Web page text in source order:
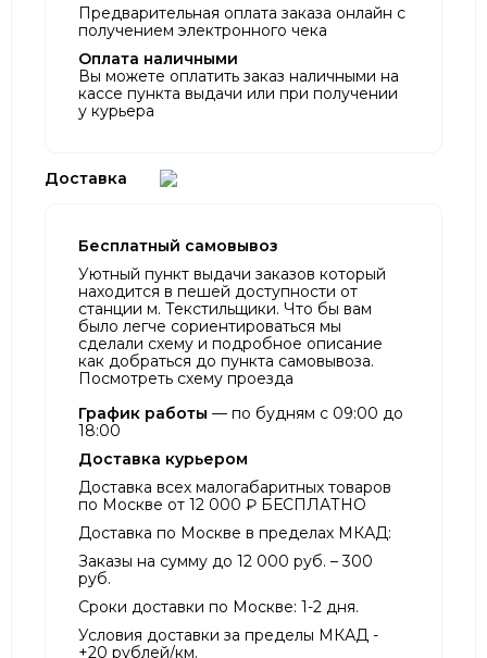
Предварительная оплата заказа онлайн с
получением электронного чека
Оплата наличными
Вы можете оплатить заказ наличными на
кассе пункта выдачи или при получении
у курьера
Доставка
Бесплатный самовывоз
Уютный пункт выдачи заказов который
находится в пешей доступности от
станции м. Текстильщики. Что бы вам
было легче сориентироваться мы
сделали схему и подробное описание
как добраться до пункта самовывоза.
Посмотреть схему проезда
График работы — по будням с 09:00 до
18:00
Доставка курьером
Доставка всех малогабаритных товаров
по Москве от 12 000 ₽ БЕСПЛАТНО
Доставка по Москве в пределах МКАД:
Заказы на сумму до 12 000 руб. – 300
руб.
Сроки доставки по Москве: 1-2 дня.
Условия доставки за пределы МКАД -
+20 рублей/км.